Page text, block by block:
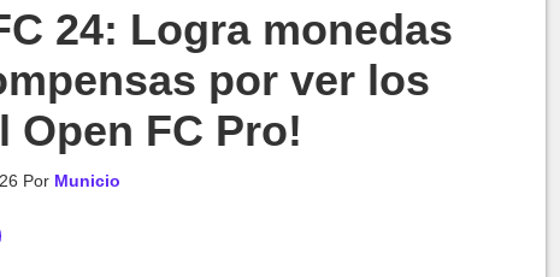
24: Logra monedas
por ver los
Open FC Pro!
Por Municio